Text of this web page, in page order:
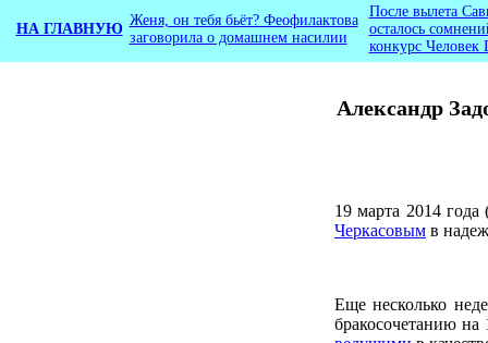
Александр
НА ГЛАВНУЮ
Женя, он тебя бьёт? Феофилактова
заговорила о домашнем насилии
После вылета
осталось
конкурс Человек
19 марта 2014
Черкасовым в
Еще несколько
бракосочетанию